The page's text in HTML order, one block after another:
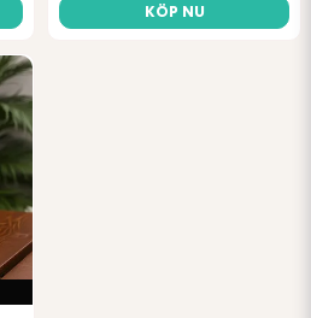
KÖP NU